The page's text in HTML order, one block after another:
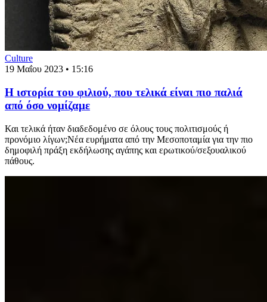
Culture
19 Μαΐου 2023 • 15:16
Η ιστορία του φιλιού, που τελικά είναι πιο παλιά
από όσο νομίζαμε
Και τελικά ήταν διαδεδομένο σε όλους τους πολιτισμούς ή
προνόμιο λίγων;Νέα ευρήματα από την Μεσοποταμία για την πιο
δημοφιλή πράξη εκδήλωσης αγάπης και ερωτικού/σεξουαλικού
πάθους.